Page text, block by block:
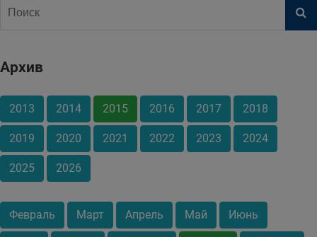
Архив
2013 2014 2015 2016 2017 2018
2019 2020 2021 2022 2023 2024
2025 2026
Февраль Март Апрель Май Июнь